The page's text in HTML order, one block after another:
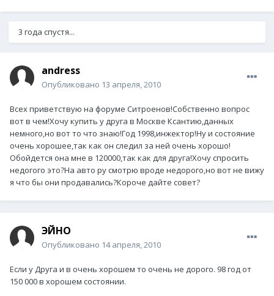
3 года спустя...
andress
Опубликовано 13 апреля, 2010
Всех приветствую на форуме Ситроенов!Собственно вопрос
вот в чем!Хочу купить у друга в Москве Ксантию,данных
немного,но вот то что знаю!Год 1998,инжектор!Ну и состояние
очень хорошее,так как он следил за ней очень хорошо!
Обойдется она мне в 120000,так как для друга!Хочу спросить
недогого это?На авто ру смотрю вроде недорого,но вот не вижу
я что бы они продавались?Короче дайте совет?
ЭЙНО
Опубликовано 14 апреля, 2010
Если у Друга и в очень хорошем то очень не дорого. 98 год от
150 000 в хорошем состоянии.